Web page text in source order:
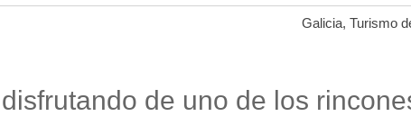
Galicia, Turismo
de uno de los